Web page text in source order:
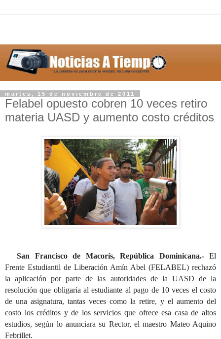
martes, 15 de noviembre de 2011
Felabel opuesto cobren 10 veces retiro
materia UASD y aumento costo créditos
San Francisco de Macorís, República Dominicana.-El
Frente Estudiantil de Liberación Amín Abel (FELABEL) rechazó
la aplicación por parte de las autoridades de la UASD de la
resolución que obligaría al estudiante al pago de 10 veces el costo
de una asignatura, tantas veces como la retire, y el aumento del
costo los créditos y de los servicios que ofrece esa casa de altos
estudios, según lo anunciara su Rector, el maestro Mateo Aquino
Febrillet.